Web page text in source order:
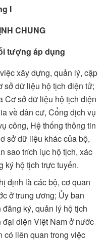
I
CHUNG
tượng áp dụng
xây dựng, quản lý, cập
sở dữ liệu hộ tịch điện tử;
Cơ sở dữ liệu hộ tịch điện
về dân cư, Cổng dịch vụ
công, Hệ thống thông tin
sở dữ liệu khác của bộ,
sao trích lục hộ tịch, xác
ký hộ tịch trực tuyến.
định là các bộ, cơ quan
ở trung ương; Ủy ban
ký, quản lý hộ tịch
diện Việt Nam ở nước
có liên quan trong việc